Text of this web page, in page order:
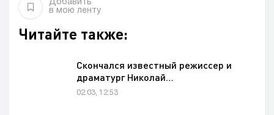
Добавить
в мою ленту
Читайте также:
Скончался известный режиссер и
драматург Николай…
02.03, 12:53